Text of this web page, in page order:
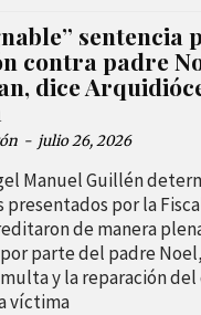
sentencia
contra padre
dice
- julio 26, 2026
Manuel Guillén
por la
de manera
parte del padre
y la reparación
víctima